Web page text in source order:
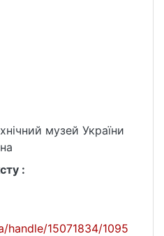
музей України
:
handle/15071834/1095